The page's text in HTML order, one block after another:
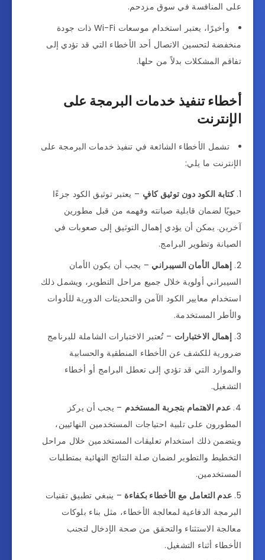
على المنافسة في سوق مزدحم.
وأخيرًا، يعتبر استخدام موسعات Wi-Fi ذات جودة
منخفضة لتحسين الاتصال أحد الأخطاء التي قد تؤدي إلى
تفاقم المشكلات بدلاً من حلها.
أخطاء تنفيذ خدمات البرمجة على
الإنترنت
تشمل الأخطاء الشائعة في تنفيذ خدمات البرمجة على
الإنترنت ما يلي:
كتابة الكود دون توثيق كافٍ – يعتبر توثيق الكود جزءًا
حيويًا لضمان قابلية صيانته وفهمه من قبل مطورين
آخرين. يمكن أن يؤدي إهمال التوثيق إلى صعوبات في
الصيانة وتطوير البرامج.
إهمال الأمان السيبراني – يجب أن يكون الأمان
السيبراني أولوية خلال جميع مراحل التطوير، ويشمل ذلك
استخدام معايير الكود الآمن والتحديثات الدورية للأدوات
والأطر المستخدمة.
إهمال الاختبارات – تُعتبر الاختبارات الشاملة للبرنامج
ضرورية للكشف عن الأخطاء المنطقية والحسابية
والموارد التي قد تؤدي إلى تعطل البرامج أو أخطاء
التشغيل.
عدم الاهتمام بتجربة المستخدم – يجب أن يركز
المطورون على تلبية احتياجات المستخدمين النهائيين،
ويتضمن ذلك استخدام تعليقات المستخدمين خلال مراحل
التخطيط والتطوير لضمان صلة النتائج النهائية بمتطلبات
المستخدمين.
عدم التعامل مع الأخطاء بكفاءة – ينبغي تطبيق تقنيات
البرمجة الدفاعية لمعالجة الأخطاء، مثل بناء بلوكات
معالجة الاستثناء والتحقق من صحة الإدخال لتجنب
الأخطاء أثناء التشغيل.